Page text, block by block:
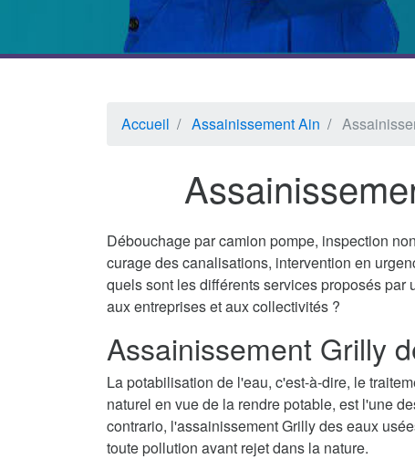
Accueil Assainissement Ain
Débouchage par camion pompe, inspection
curage des canalisations, intervention en
quels sont les différents services proposés
aux entreprises et aux collectivités ?
Assainissement Grilly
La potabilisation de l'eau, c'est-à-dire, le
naturel en vue de la rendre potable, est l'une
contrario, l'assainissement Grilly des eaux
toute pollution avant rejet dans la nature.